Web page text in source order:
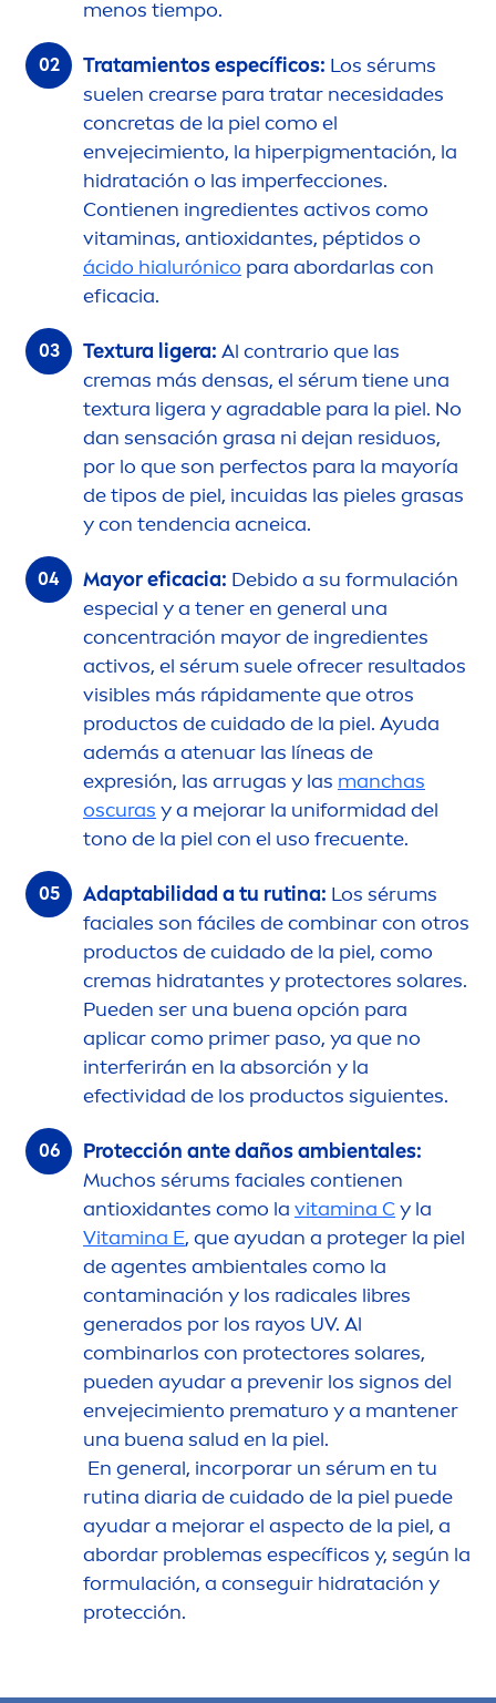
menos tiempo.
Tratamientos específicos: Los sérums
suelen crearse para tratar necesidades
concretas de la piel como el
envejecimiento, la hiperpigmentación, la
hidratación o las imperfecciones.
Contienen ingredientes activos como
vitaminas, antioxidantes, péptidos o
ácido hialurónico para abordarlas con
eficacia.
Textura ligera: Al contrario que las
cremas más densas, el sérum tiene una
textura ligera y agradable para la piel. No
dan sensación grasa ni dejan residuos,
por lo que son perfectos para la mayoría
de tipos de piel, incuidas las pieles grasas
y con tendencia acneica.
Mayor eficacia: Debido a su formulación
especial y a tener en general una
concentración mayor de ingredientes
activos, el sérum suele ofrecer resultados
visibles más rápidamente que otros
productos de cuidado de la piel. Ayuda
además a atenuar las líneas de
expresión, las arrugas y las manchas
oscuras y a mejorar la uniformidad del
tono de la piel con el uso frecuente.
Adaptabilidad a tu rutina: Los sérums
faciales son fáciles de combinar con otros
productos de cuidado de la piel, como
cremas hidratantes y protectores solares.
Pueden ser una buena opción para
aplicar como primer paso, ya que no
interferirán en la absorción y la
efectividad de los productos siguientes.
Protección ante daños ambientales:
Muchos sérums faciales contienen
antioxidantes como la vitamina Cy la
Vitamina E, que ayudan a proteger la piel
de agentes ambientales como la
contaminación y los radicales libres
generados por los rayos UV. Al
combinarlos con protectores solares,
pueden ayudar a prevenir los signos del
envejecimiento prematuro y a mantener
una buena salud en la piel.
En general, incorporar un sérum en tu
rutina diaria de cuidado de la piel puede
ayudar a mejorar el aspecto de la piel, a
abordar problemas específicos y, según la
formulación, a conseguir hidratación y
protección.